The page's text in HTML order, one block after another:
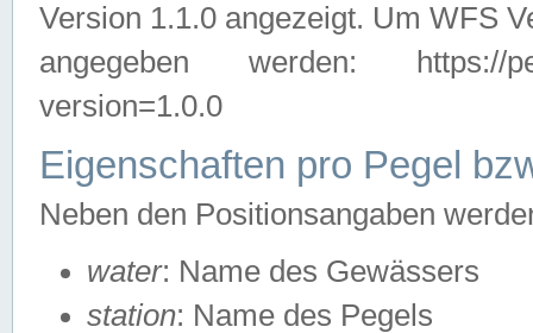
Version 1.1.0 angezeigt. Um WFS
angegeben werden: https://
version=1.0.0
Eigenschaften pro Pegel
Neben den Positionsangaben
water: Name des Gewässers
station: Name des Pegels